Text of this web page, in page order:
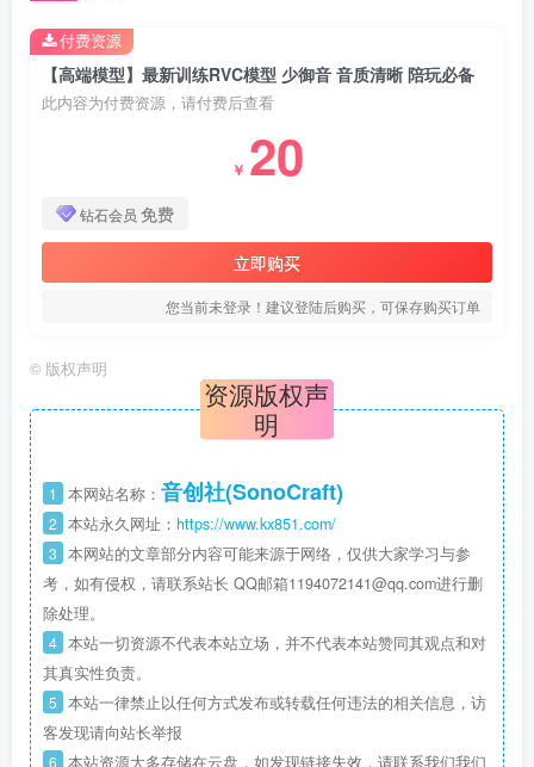
器
【高端模型】最新训练RVC模型 少御音 音质清晰 陪玩必备
此内容为付费资源，请付费后查看
￥ 20
钻石会员 免费
立即购买
您当前未登录！建议登陆后购买，可保存购买订单
付费资源
© 版权声明
资源版权声
明
1 本网站名称： 音创社(SonoCraft)
2 本站永久网址： https://www.kx851.com/
3 本网站的文章部分内容可能来源于网络，仅供大家学习与参
考，如有侵权，请联系站长 QQ邮箱1194072141@qq.com进行删
除处理。
4 本站一切资源不代表本站立场，并不代表本站赞同其观点和对
其真实性负责。
5 本站一律禁止以任何方式发布或转载任何违法的相关信息，访
客发现请向站长举报
6 本站资源大多存储在云盘，如发现链接失效，请联系我们我们